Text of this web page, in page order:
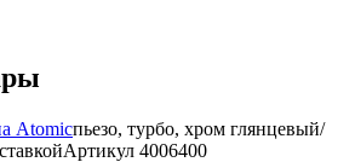
Atomicпьезо, турбо, хром глянцевый/
Артикул 4006400